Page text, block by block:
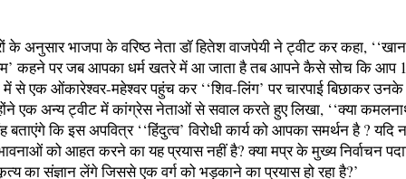
के अनुसार भाजपा के वरिष्ठ नेता डॉ हितेश वाजपेयी ने ट्वीट कर कहा,
कहने पर जब आपका धर्म खतरे में आ जाता है तब आपने कैसे सोच कि आप
में से एक ओंकारेश्वर-महेश्वर पहुंच कर ‘‘शिव-लिंग’ पर चारपाई बिछाकर
एक अन्य ट्वीट में कांग्रेस नेताओं से सवाल करते हुए लिखा, ‘‘क्या
बताएंगे कि इस अपवित्र ‘‘हिंदुत्व’ विरोधी कार्य को आपका समर्थन है ? यदि
को आहत करने का यह प्रयास नहीं है? क्या मप्र के मुख्य निर्वाचन
का संज्ञान लेंगे जिससे एक वर्ग को भड़काने का प्रयास हो रहा है?’